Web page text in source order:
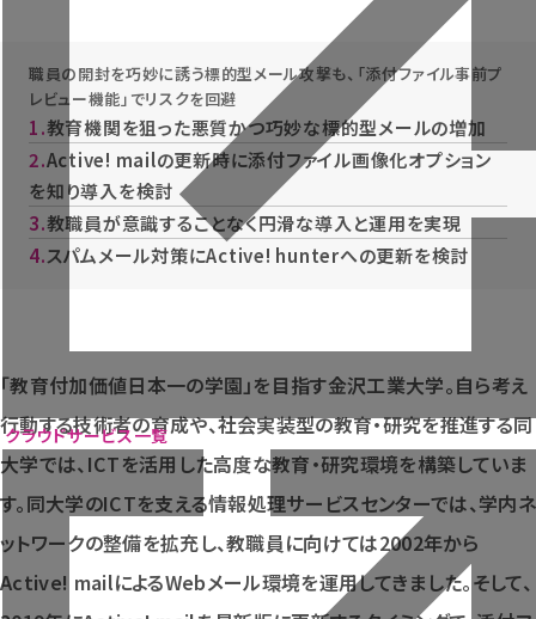
クラウドサービス一覧
ニュース
ウェビナー
お役立ち資料
職員の開封を巧妙に誘う標的型メール攻撃も、「添付ファイル事前プ
レビュー機能」でリスクを回避
教育機関を狙った悪質かつ巧妙な標的型メールの増加
Active! mailの更新時に添付ファイル画像化オプション
を知り導入を検討
教職員が意識することなく円滑な導入と運用を実現
スパムメール対策にActive! hunterへの更新を検討
「教育付加価値日本一の学園」を目指す金沢工業大学。自ら考え
行動する技術者の育成や、社会実装型の教育・研究を推進する同
大学では、ICTを活用した高度な教育・研究環境を構築していま
す。同大学のICTを支える情報処理サービスセンターでは、学内ネ
ットワークの整備を拡充し、教職員に向けては2002年から
Active! mailによるWebメール環境を運用してきました。そして、